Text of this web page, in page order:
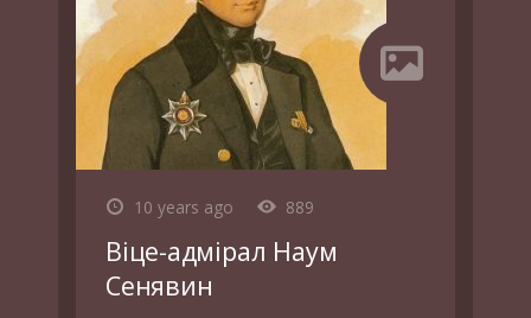
10 years ago 889
Віце-адмірал Наум
Сенявин